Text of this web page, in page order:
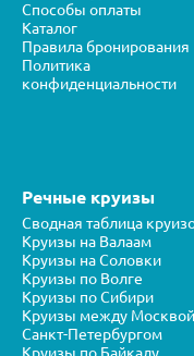
Способы оплаты
Каталог
Правила бронирования
Политика
конфиденциальности
Речные круизы
Сводная таблица
Круизы на Валаам
Круизы на Соловки
Круизы по Волге
Круизы по Сибири
Круизы между
Санкт-Петербургом